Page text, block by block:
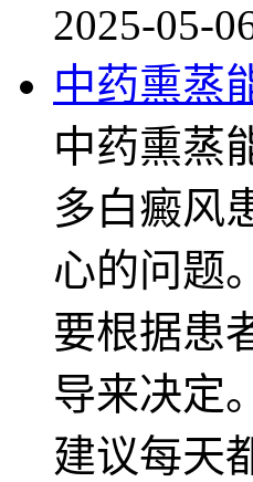
2025-05-
中药熏蒸
中药熏蒸
多白癜风
心的问题
要根据患
导来决定
建议每天